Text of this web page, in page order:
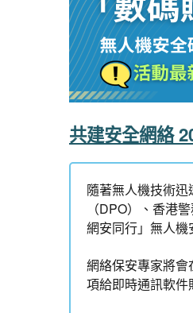
共建安全網絡
隨著無人機技術
（DPO）、香港
網安同行」無人機
網絡保安專家將
項給即時通訊軟件